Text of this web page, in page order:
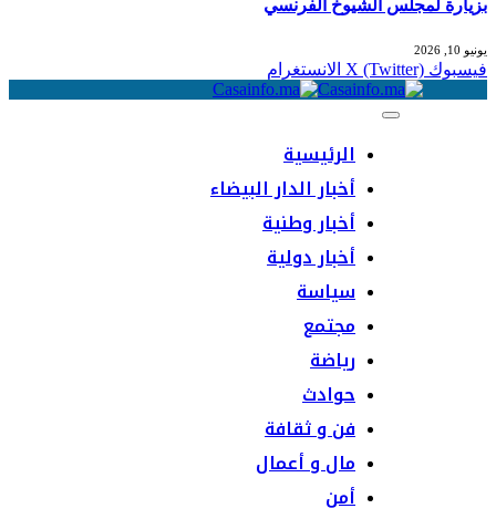
بزيارة لمجلس الشيوخ الفرنسي
يونيو 10, 2026
فيسبوك X (Twitter) الانستغرام
الرئيسية
أخبار الدار البيضاء
أخبار وطنية
أخبار دولية
سياسة
مجتمع
رياضة
حوادث
فن و ثقافة
مال و أعمال
أمن